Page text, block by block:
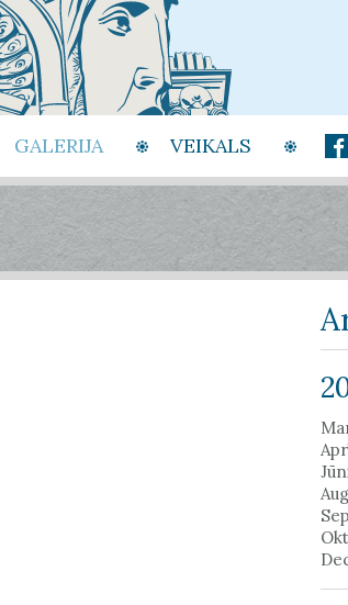
GALERIJA VEIKALS